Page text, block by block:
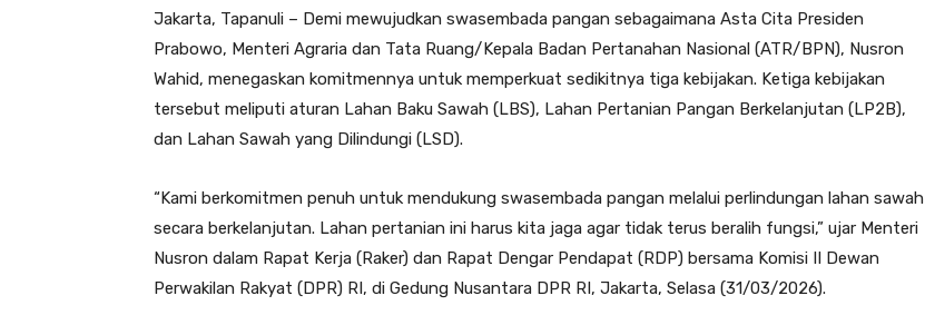
Jakarta, Tapanuli – Demi mewujudkan swasembada pangan sebagaimana Asta Cita Presiden
Prabowo, Menteri Agraria dan Tata Ruang/Kepala Badan Pertanahan Nasional (ATR/BPN), Nusron
Wahid, menegaskan komitmennya untuk memperkuat sedikitnya tiga kebijakan. Ketiga kebijakan
tersebut meliputi aturan Lahan Baku Sawah (LBS), Lahan Pertanian Pangan Berkelanjutan (LP2B),
dan Lahan Sawah yang Dilindungi (LSD).
“Kami berkomitmen penuh untuk mendukung swasembada pangan melalui perlindungan lahan sawah
secara berkelanjutan. Lahan pertanian ini harus kita jaga agar tidak terus beralih fungsi,” ujar Menteri
Nusron dalam Rapat Kerja (Raker) dan Rapat Dengar Pendapat (RDP) bersama Komisi II Dewan
Perwakilan Rakyat (DPR) RI, di Gedung Nusantara DPR RI, Jakarta, Selasa (31/03/2026).